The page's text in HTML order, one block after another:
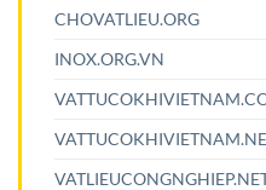
CHOVATLIEU.ORG
INOX.ORG.VN